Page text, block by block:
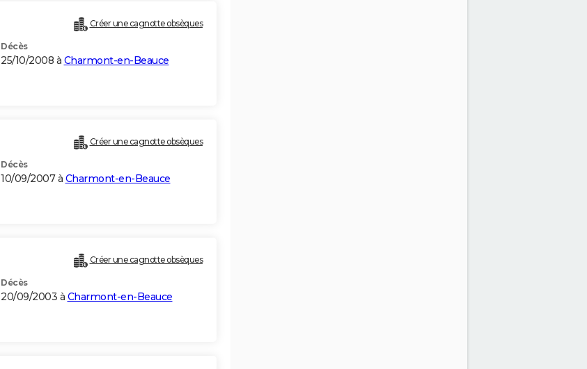
Créer une cagnotte obsèques
Décès
25/10/2008 à Charmont-en-Beauce
Créer une cagnotte obsèques
Décès
10/09/2007 à Charmont-en-Beauce
Créer une cagnotte obsèques
Décès
20/09/2003 à Charmont-en-Beauce